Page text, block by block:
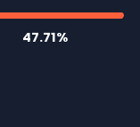
47.71%